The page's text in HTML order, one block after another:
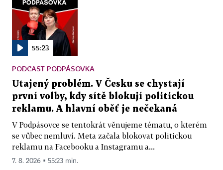
55:23
PODCAST PODPÁSOVKA
Utajený problém. V Česku se chystají
první volby, kdy sítě blokují politickou
reklamu. A hlavní oběť je nečekaná
V Podpásovce se tentokrát věnujeme tématu, o kterém
se vůbec nemluví. Meta začala blokovat politickou
reklamu na Facebooku a Instagramu a...
7. 8. 2026 ▪ 55:23 min.